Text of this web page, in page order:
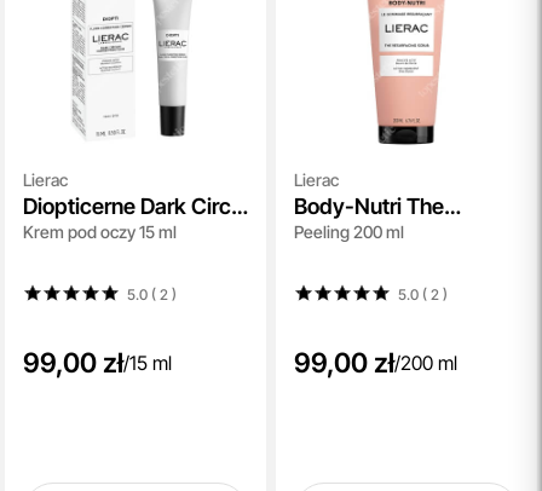
Lierac
Diopticerne Dark Circle
Correction Fluid
Krem pod oczy 15 ml
5.0 ( 2 )
99,00 zł/15 ml
Lierac
Body-Nutri The
Resurfacing Scrub
Peeling 200 ml
5.0 ( 2 )
99,00 zł/200 ml